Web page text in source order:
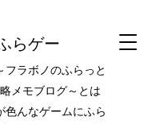
らゲー
フラボノのふらっと
メモブログ～とは
色んなゲームにふら